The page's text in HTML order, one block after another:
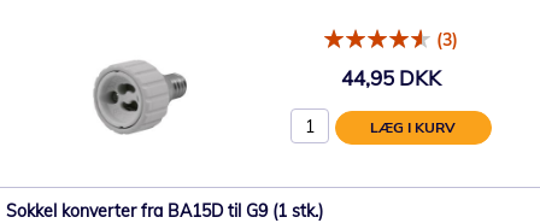
(3)
44,95 DKK
LÆG I KURV
Sokkel konverter fra BA15D til G9 (1 stk.)